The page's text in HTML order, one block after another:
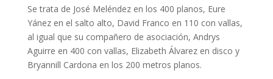
Se trata de José Meléndez en los 400 planos, Eure
Yánez en el salto alto, David Franco en 110 con vallas,
al igual que su compañero de asociación, Andrys
Aguirre en 400 con vallas, Elizabeth Álvarez en disco y
Bryannill Cardona en los 200 metros planos.